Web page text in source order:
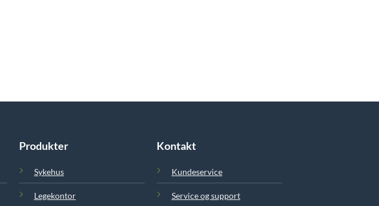
Produkter
Sykehus
Legekontor
Kontakt
Kundeservice
Service og support